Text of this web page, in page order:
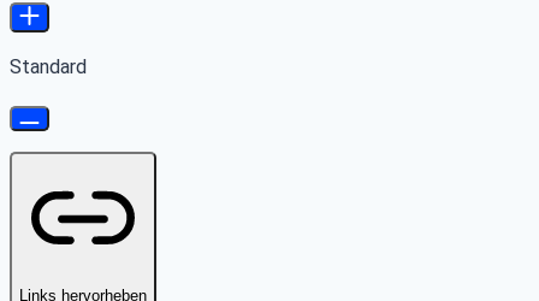
Standard
Links hervorheben